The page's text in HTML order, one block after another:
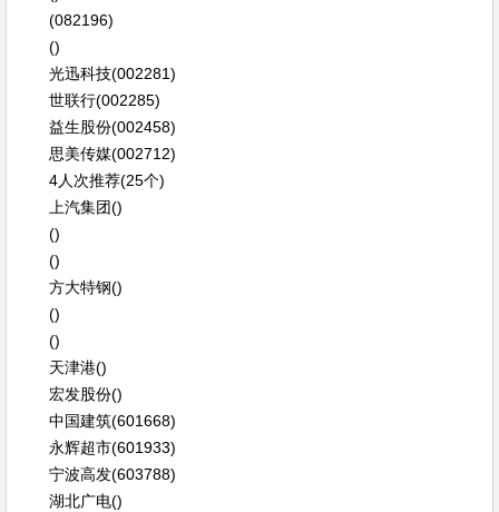
(082196)
()
光迅科技(002281)
世联行(002285)
益生股份(002458)
思美传媒(002712)
4人次推荐(25个)
上汽集团()
()
()
方大特钢()
()
()
天津港()
宏发股份()
中国建筑(601668)
永辉超市(601933)
宁波高发(603788)
湖北广电()